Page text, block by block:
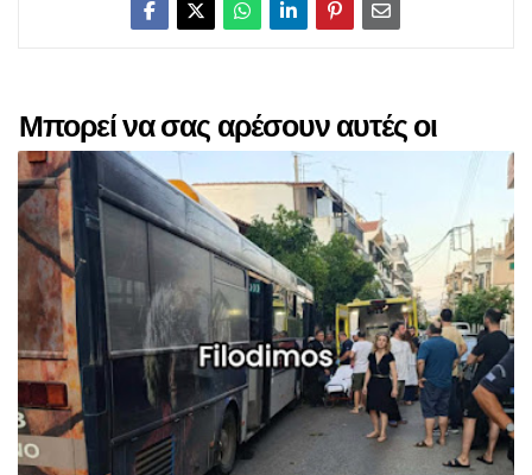
Μπορεί να σας αρέσουν αυτές οι
αναρτήσεις